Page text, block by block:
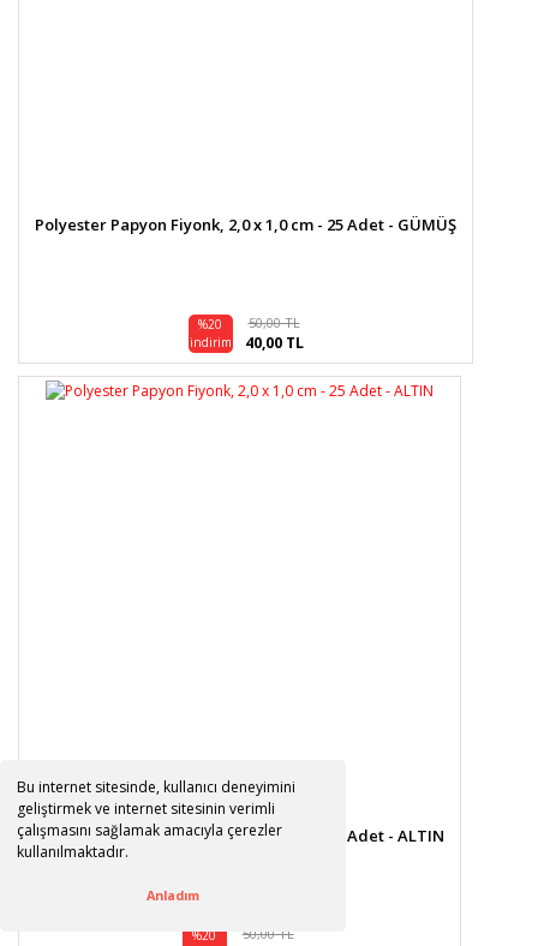
Bu internet sitesinde, kullanıcı deneyimini
geliştirmek ve internet sitesinin verimli
çalışmasını sağlamak amacıyla çerezler
kullanılmaktadır.
Anladım
Polyester Papyon Fiyonk, 2,0 x 1,0 cm - 25 Adet - GÜMÜŞ
%20
indirim
50,00 TL
40,00 TL
Polyester Papyon Fiyonk, 2,0 x 1,0 cm - 25 Adet - ALTIN
%20
50,00 TL